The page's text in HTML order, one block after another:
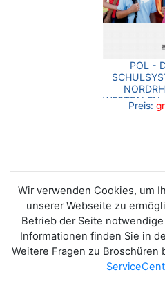
POL -
UND
Preis:
Wir verwenden Cookies, um
unserer Webseite zu
Betrieb der Seite
Informationen finden Sie in
Weitere Fragen zu Broschüren